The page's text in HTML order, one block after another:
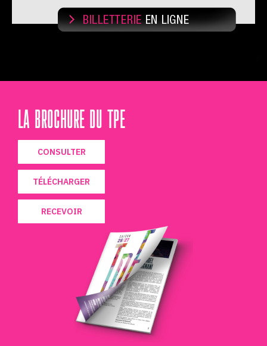
LA BROCHURE DU TPE
CONSULTER
TÉLÉCHARGER
RECEVOIR